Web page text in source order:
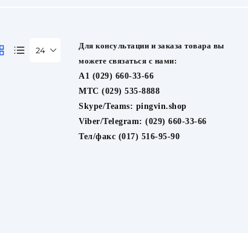
24
Для консультации и заказа товара вы
можете связаться с нами:
A1 (029) 660-33-66
МТС (029) 535-8888
Skype/Teams: pingvin.shop
Viber/Telegram: (029) 660-33-66
Тел/факс (017) 516-95-90